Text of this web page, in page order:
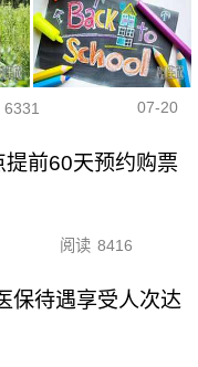
6331 07-20
提前60天预约购票
阅读 8416
保待遇享受人次达